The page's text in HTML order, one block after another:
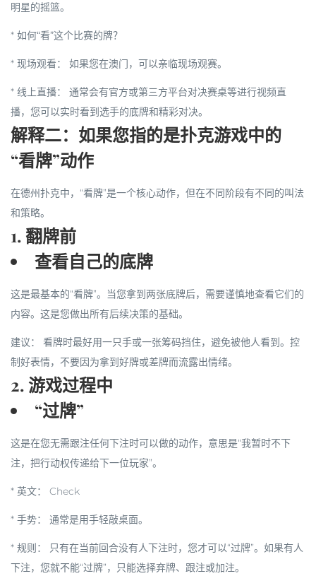
明星的摇篮。
* 如何“看”这个比赛的牌？
* 现场观看： 如果您在澳门，可以亲临现场观赛。
* 线上直播：
通常会有官方或第三方平台对决赛桌等进行视频直
播，您可以实时看到选手的底牌和精彩对决。
解释二：如果您指的是扑克游戏中的
“看牌”动作
在德州扑克中，“看牌”是一个核心动作，但在不同阶段有不同的叫法
和策略。
1. 翻牌前
查看自己的底牌
这是最基本的“看牌”。当您拿到两张底牌后，需要谨慎地查看它们的
内容。这是您做出所有后续决策的基础。
建议：
看牌时最好用一只手或一张筹码挡住，避免被他人看到。控
制好表情，不要因为拿到好牌或差牌而流露出情绪。
2. 游戏过程中
“过牌”
这是在您无需跟注任何下注时可以做的动作，意思是“我暂时不下
注，把行动权传递给下一位玩家”。
* 英文： Check
* 手势： 通常是用手轻敲桌面。
* 规则：
只有在当前回合没有人下注时，您才可以“过牌”。如果有人
下注，您就不能“过牌”，只能选择弃牌、 跟注或加注。